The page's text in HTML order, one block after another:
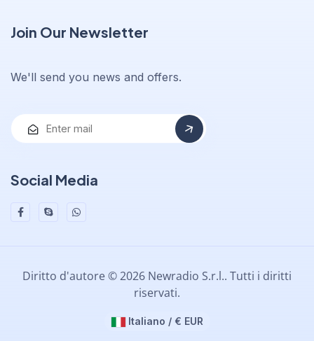
Join Our Newsletter
We'll send you news and offers.
Social Media
Diritto d'autore © 2026 Newradio S.r.l.. Tutti i diritti
riservati.
Italiano / € EUR